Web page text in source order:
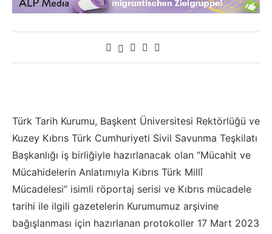
Türk Tarih Kurumu, Başkent Üniversitesi Rektörlüğü ve
Kuzey Kıbrıs Türk Cumhuriyeti Sivil Savunma Teşkilatı
Başkanlığı iş birliğiyle hazırlanacak olan “Mücahit ve
Mücahidelerin Anlatımıyla Kıbrıs Türk Millî
Mücadelesi” isimli röportaj serisi ve Kıbrıs mücadele
tarihi ile ilgili gazetelerin Kurumumuz arşivine
bağışlanması için hazırlanan protokoller 17 Mart 2023